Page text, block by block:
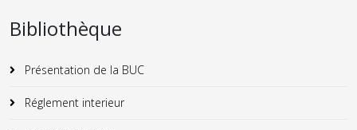
Bibliothèque
Présentation de la BUC
Réglement interieur